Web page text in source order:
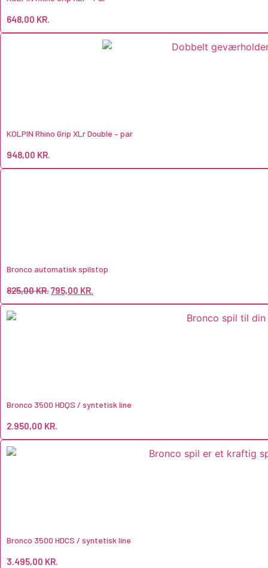
648,00 KR.
KOLPIN Rhino Grip XLr Double – par
948,00 KR.
Bronco automatisk spilstop
825,00KR.795,00 KR.
Bronco 3500 HDQS / syntetisk line
2.950,00 KR.
Bronco 3500 HDCS / syntetisk line
3.495,00 KR.